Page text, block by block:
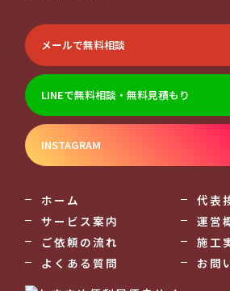
メールで無料相談
LINEで無料相談・無料見積もり
INSTAGRAM
ホーム
サービス案内
ご依頼の流れ
よくある質問
代表
運営
施工
お問